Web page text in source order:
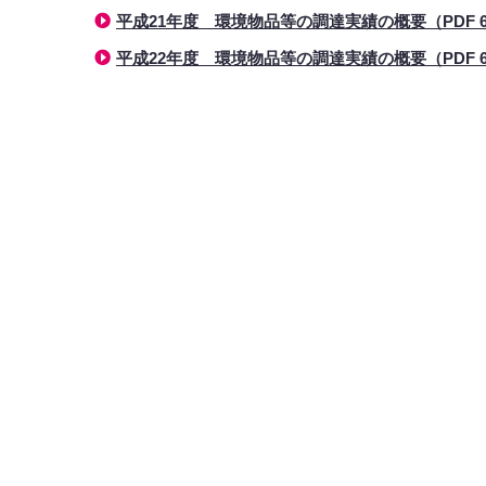
平成21年度 環境物品等の調達実績の概要（PDF
平成22年度 環境物品等の調達実績の概要（PDF